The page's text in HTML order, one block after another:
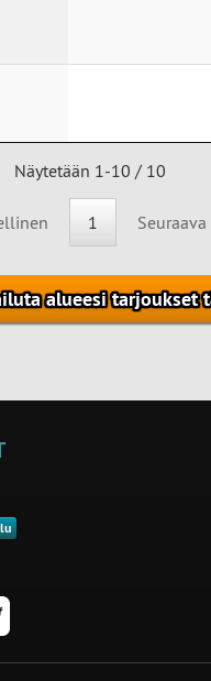
Näytetään 1-10 / 10
1 Seuraava
alueesi tarjoukset